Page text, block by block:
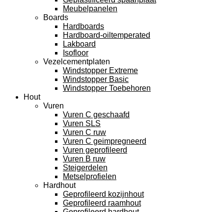
Meubelpanelen
Boards
Hardboards
Hardboard-oiltemperated
Lakboard
Isofloor
Vezelcementplaten
Windstopper Extreme
Windstopper Basic
Windstopper Toebehoren
Hout
Vuren
Vuren C geschaafd
Vuren SLS
Vuren C ruw
Vuren C geimpregneerd
Vuren geprofileerd
Vuren B ruw
Steigerdelen
Metselprofielen
Hardhout
Geprofileerd kozijnhout
Geprofileerd raamhout